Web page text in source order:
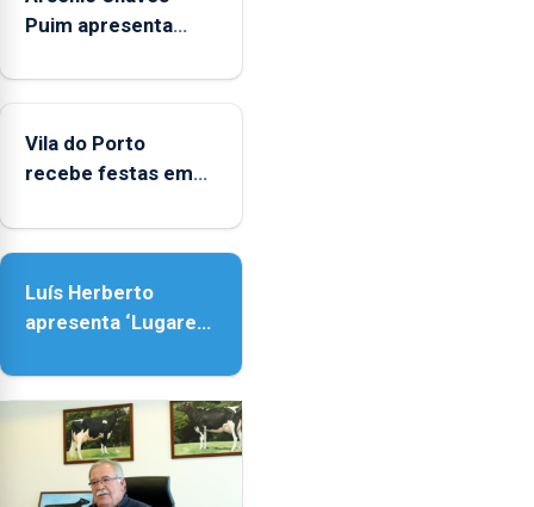
um
indicador
Puim apresenta
de Vila do Porto
Vila do Porto
recebe festas em
Senhora da
Luís Herberto
apresenta ‘Lugares